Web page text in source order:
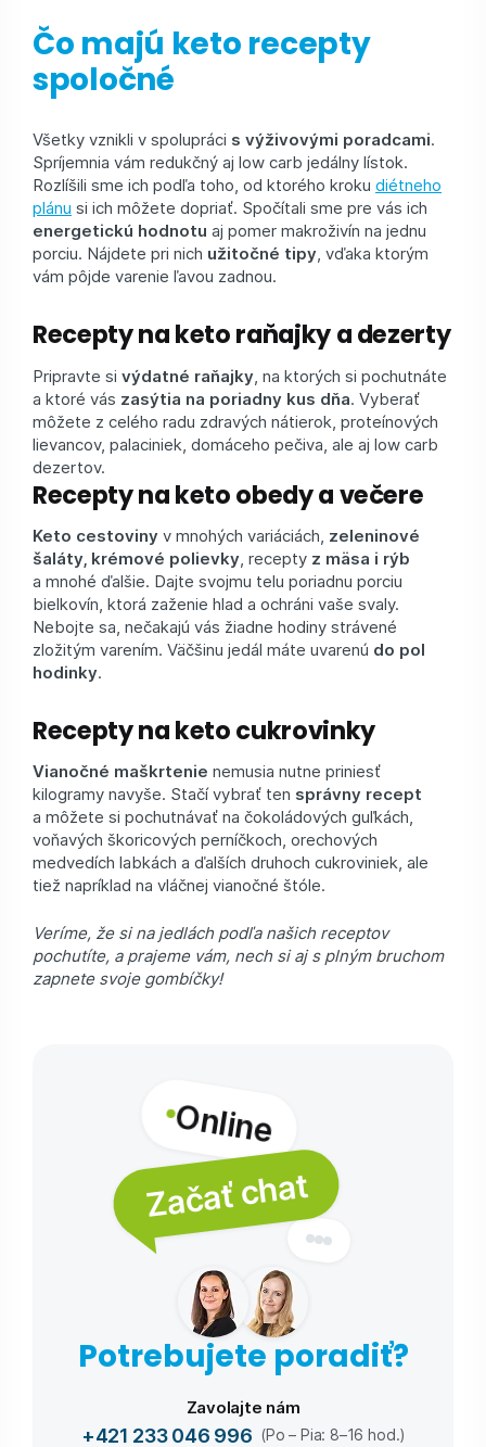
Čo majú keto recepty
spoločné
Všetky vznikli v spolupráci s výživovými poradcami.
Spríjemnia vám redukčný aj low carb jedálny lístok.
Rozlíšili sme ich podľa toho, od ktorého kroku diétneho
plánu si ich môžete dopriať. Spočítali sme pre vás ich
energetickú hodnotu aj pomer makroživín na jednu
porciu. Nájdete pri nich užitočné tipy, vďaka ktorým
vám pôjde varenie ľavou zadnou.
Recepty na keto raňajky a dezerty
Pripravte si výdatné raňajky , na ktorých si pochutnáte
a ktoré vás zasýtia na poriadny kus dňa. Vyberať
môžete z celého radu zdravých nátierok, proteínových
lievancov, palaciniek, domáceho pečiva, ale aj low carb
dezertov.
Recepty na keto obedy a večere
Keto cestoviny v mnohých variáciách, zeleninové
šaláty, krémové polievky , recepty z mäsa i rýb
a mnohé ďalšie. Dajte svojmu telu poriadnu porciu
bielkovín, ktorá zaženie hlad a ochráni vaše svaly.
Nebojte sa, nečakajú vás žiadne hodiny strávené
zložitým varením. Väčšinu jedál máte uvarenú do pol
hodinky.
Recepty na keto cukrovinky
Vianočné maškrtenie nemusia nutne priniesť
kilogramy navyše. Stačí vybrať ten správny recept
a môžete si pochutnávať na čokoládových guľkách,
voňavých škoricových perníčkoch, orechových
medvedích labkách a ďalších druhoch cukroviniek, ale
tiež napríklad na vláčnej vianočné štóle.
Veríme, že si na jedlách podľa našich receptov
pochutíte, a prajeme vám, nech si aj s plným bruchom
zapnete svoje gombíčky!
Online
Začať chat
Potrebujete poradiť?
Zavolajte nám
+421 233 046 996 (Po – Pia: 8–16 hod.)